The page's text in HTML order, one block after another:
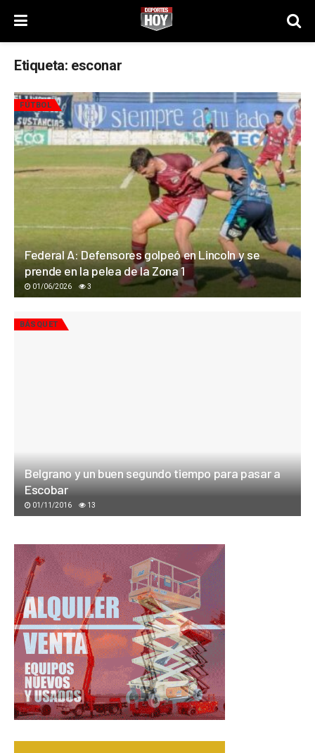
Etiqueta: esconar
FÚTBOL
Federal A: Defensores golpeó en Lincoln y se
prende en la pelea de la Zona 1
01/06/2026 3
BÁSQUET
Belgrano y un buen segundo tiempo para pasar a
Escobar
01/11/2016 13